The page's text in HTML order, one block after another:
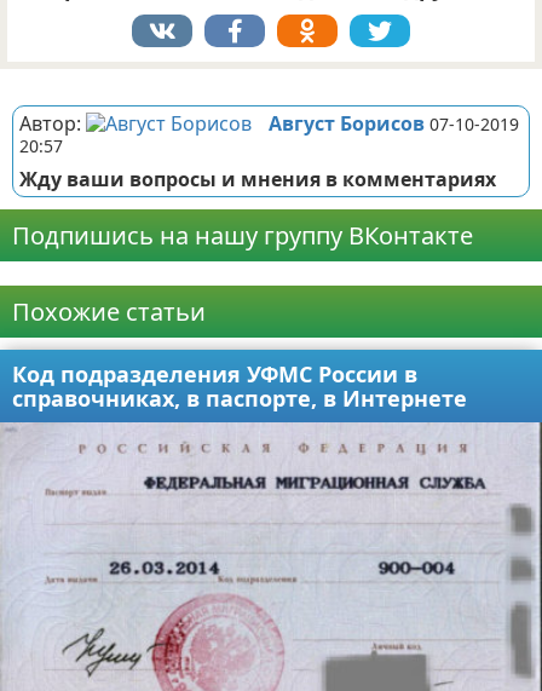
Автор: Август Борисов 07-10-2019
20:57
Жду ваши вопросы и мнения в комментариях
Подпишись на нашу группу ВКонтакте
Похожие статьи
Код подразделения УФМС России в
справочниках, в паспорте, в Интернете